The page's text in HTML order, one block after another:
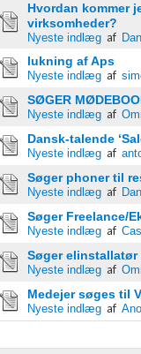
Hvordan kommer
virksomheder?
Nyeste indlægaf
lukning af Aps
Nyeste indlægaf
SØGER
Nyeste indlægaf
Dansk-talende
Nyeste indlægaf
Søger phoner til
Nyeste indlægaf
Søger Freelance/
Nyeste indlægaf
Søger elinstallatør
Nyeste indlægaf
Medejer søges til
Nyeste indlægaf